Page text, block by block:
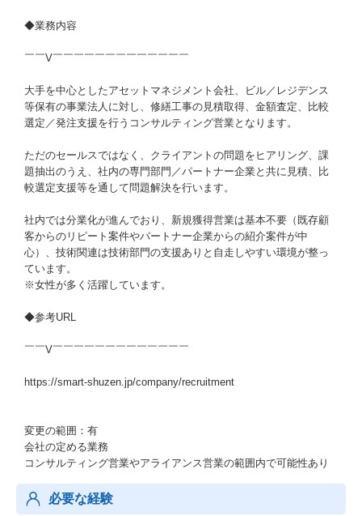
◆業務内容
￣￣V￣￣￣￣￣￣￣￣￣￣￣￣￣
大手を中心としたアセットマネジメント会社、ビル／レジデンス
等保有の事業法人に対し、修繕工事の見積取得、金額査定、比較
選定／発注支援を行うコンサルティング営業となります。
ただのセールスではなく、クライアントの問題をヒアリング、課
題抽出のうえ、社内の専門部門／パートナー企業と共に見積、比
較選定支援等を通して問題解決を行います。
社内では分業化が進んでおり、新規獲得営業は基本不要（既存顧
客からのリピート案件やパートナー企業からの紹介案件が中
心）、技術関連は技術部門の支援ありと自走しやすい環境が整っ
ています。
※女性が多く活躍しています。
◆参考URL
￣￣V￣￣￣￣￣￣￣￣￣￣￣￣￣
https://smart-shuzen.jp/company/recruitment
変更の範囲：有
会社の定める業務
コンサルティング営業やアライアンス営業の範囲内で可能性あり
必要な経験